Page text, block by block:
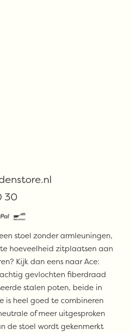
30
ACE
AAN WINKELWAGEN
stoel zonder armleuningen,
hoeveelheid zitplaatsen aan
Kijk dan eens naar Ace:
gevlochten fiberdraad
stalen poten, beide in
is heel goed te combineren
of meer uitgesproken
de stoel wordt gekenmerkt